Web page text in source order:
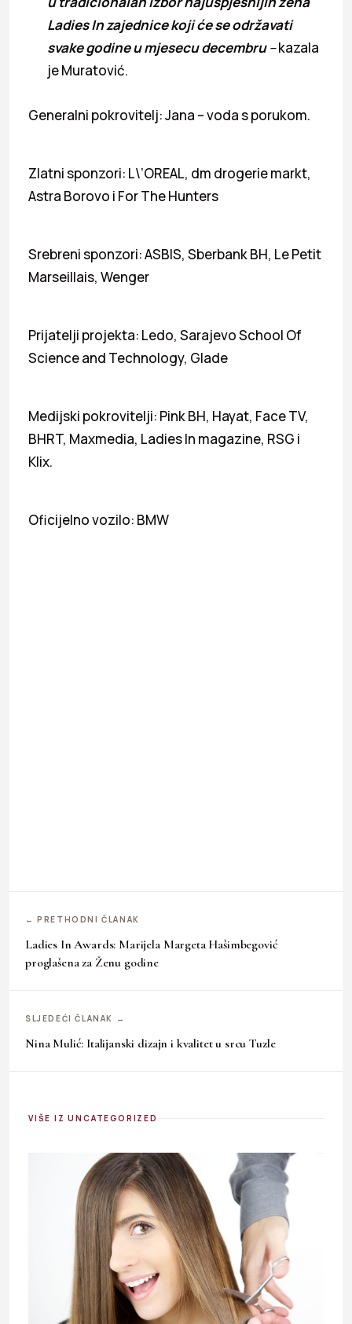
Ladies In zajednice koji će se održavati
svake godine u mjesecu decembru–kazala
je Muratović.
Generalni pokrovitelj: Jana – voda s porukom.
Zlatni sponzori: L\’OREAL, dm drogerie markt,
Astra Borovo i For The Hunters
Srebreni sponzori: ASBIS, Sberbank BH, Le Petit
Marseillais, Wenger
Prijatelji projekta: Ledo, Sarajevo School Of
Science and Technology, Glade
Medijski pokrovitelji: Pink BH, Hayat, Face TV,
BHRT, Maxmedia, Ladies In magazine, RSG i
Klix.
Oficijelno vozilo: BMW
← PRETHODNI ČLANAK
Ladies In Awards: Marijela Margeta Hašimbegović
proglašena za Ženu godine
SLJEDEĆI ČLANAK →
Nina Mulić: Italijanski dizajn i kvalitet u srcu Tuzle
VIŠE IZ UNCATEGORIZED